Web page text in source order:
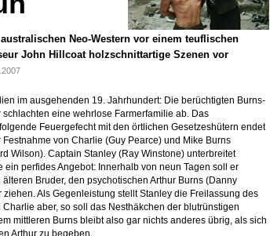
Neo-Western vor einem teuflischen
John Hillcoat holzschnittartige Szenen vor
im ausgehenden 19. Jahrhundert: Die berüchtigten Burns-
schlachten eine wehrlose Farmerfamilie ab. Das
Feuergefecht mit den örtlichen Gesetzeshütern endet
Festnahme von Charlie (Guy Pearce) und Mike Burns
Wilson). Captain Stanley (Ray Winstone) unterbreitet
ein perfides Angebot: Innerhalb von neun Tagen soll er
älteren Bruder, den psychotischen Arthur Burns (Danny
Als Gegenleistung stellt Stanley die Freilassung des
aber, so soll das Nesthäkchen der blutrünstigen
mittleren Burns bleibt also gar nichts anderes übrig, als sich
Arthur zu begeben.